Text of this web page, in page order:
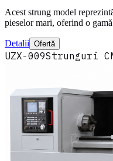
Acest strung model
pieselor mari, oferind o
Detalii Ofertă
UZX-009Strunguri